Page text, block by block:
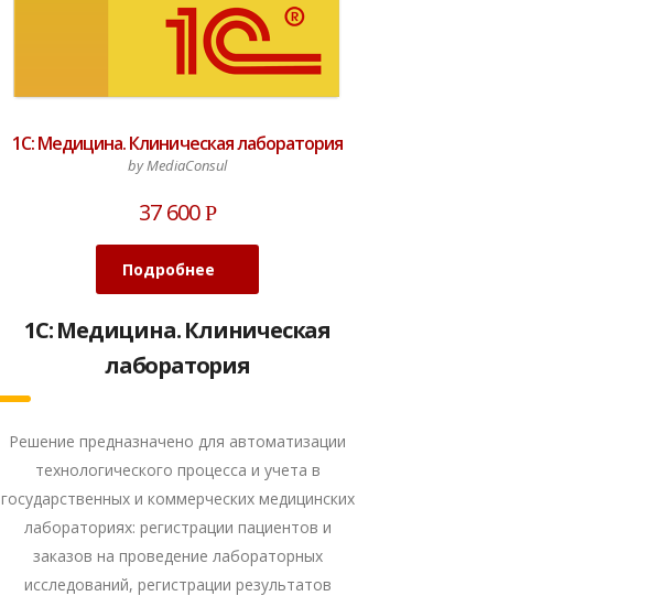
1С: Медицина. Клиническая лаборатория
by MediaConsul
37 600Р
Подробнее
1С: Медицина. Клиническая
лаборатория
Решение предназначено для автоматизации
технологического процесса и учета в
государственных и коммерческих медицинских
лабораториях: регистрации пациентов и
заказов на проведение лабораторных
исследований, регистрации результатов